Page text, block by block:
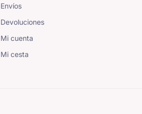
Envíos
Devoluciones
Mi cuenta
Mi cesta